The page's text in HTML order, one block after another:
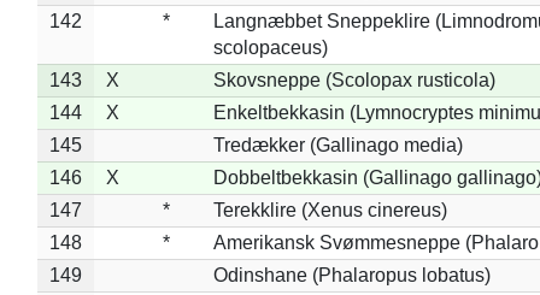
142
*
Langnæbbet Sneppeklire
scolopaceus)
143
X
Skovsneppe (Scolopax rusticola)
144
X
Enkeltbekkasin (Lymnocryptes
145
Tredækker (Gallinago media)
146
X
Dobbeltbekkasin (Gallinago
147
*
Terekklire (Xenus cinereus)
148
*
Amerikansk Svømmesneppe
149
Odinshane (Phalaropus lobatus)